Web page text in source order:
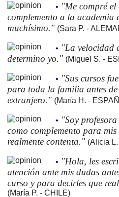
• "Me compré el
complemento a la academia
muchísimo." (Sara P. -
• "La velocidad
determino yo." (Miguel S. -
• "Sus cursos
para toda la familia antes
extranjero." (María H. -
• "Soy
como complemento para mis
realmente contenta." (Alicia
• "Hola, les
atención ante mis dudas
curso y para decirles que
(María P. - CHILE)